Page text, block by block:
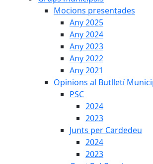
Mocions presentades
Any 2025
Any 2024
Any 2023
Any 2022
Any 2021
Opinions al Butlletí
PSC
2024
2023
Junts per Cardedeu
2024
2023